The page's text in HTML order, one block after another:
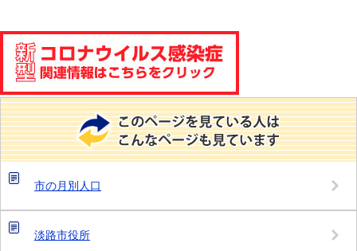
市の月別人口
淡路市役所